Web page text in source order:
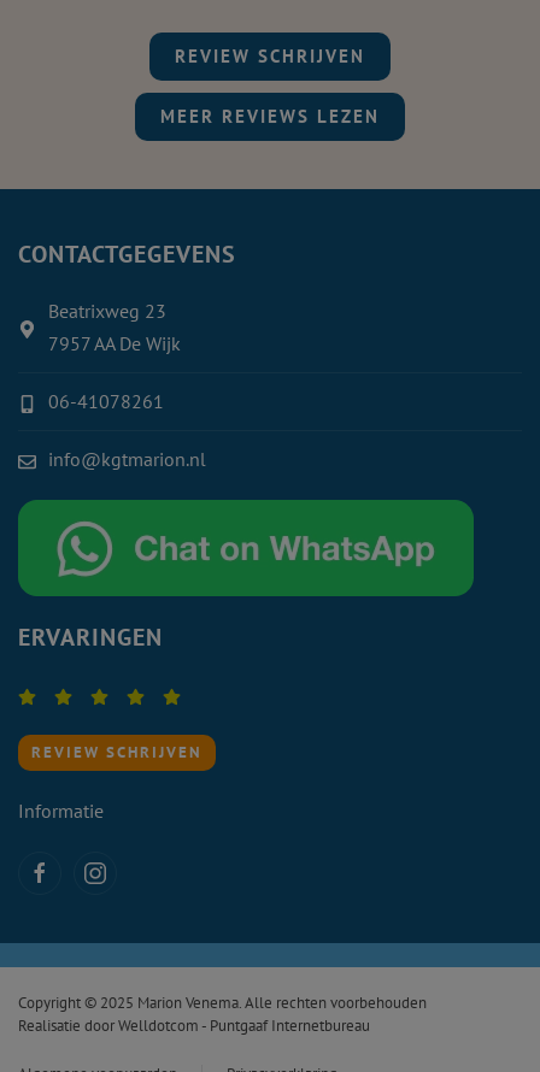
REVIEW SCHRIJVEN
MEER REVIEWS LEZEN
CONTACTGEGEVENS
Beatrixweg 23
7957 AA De Wijk
06-41078261
info@kgtmarion.nl
ERVARINGEN
REVIEW SCHRIJVEN
Informatie
Copyright © 2025 Marion Venema. Alle rechten voorbehouden
Realisatie doorWelldotcom - Puntgaaf Internetbureau